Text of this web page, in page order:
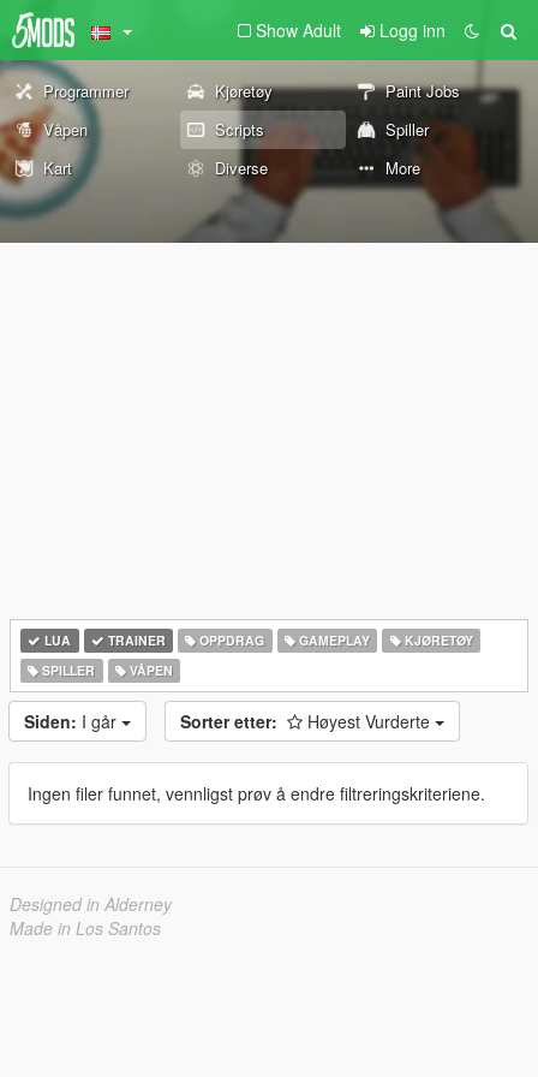
Show Adult Logg inn
Programmer Kjøretøy
Paint Jobs
Våpen
Scripts
Spiller
Kart
Diverse More
LUA TRAINER OPPDRAG GAMEPLAY
KJØRETØY
SPILLER
VÅPEN
Siden: I går Sorter etter: Høyest Vurderte
Ingen filer funnet, vennligst prøv å endre filtreringskriteriene.
Designed in Alderney
Made in Los Santos